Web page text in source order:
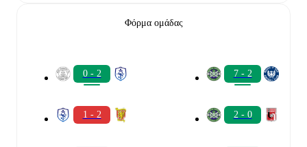
Φόρμα ομάδας
0 - 2
1 - 2
7 - 2
2 - 0